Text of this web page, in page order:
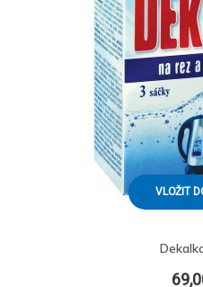
VLOŽIT